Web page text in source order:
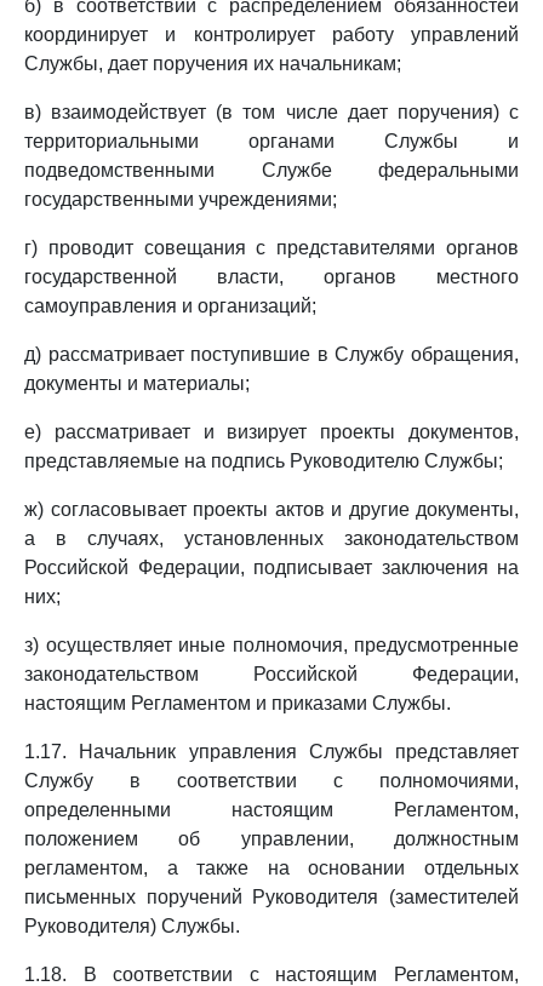
б) в соответствии с распределением обязанностей
координирует и контролирует работу управлений
Службы, дает поручения их начальникам;
в) взаимодействует (в том числе дает поручения) с
территориальными органами Службы и
подведомственными Службе федеральными
государственными учреждениями;
г) проводит совещания с представителями органов
государственной власти, органов местного
самоуправления и организаций;
д) рассматривает поступившие в Службу обращения,
документы и материалы;
е) рассматривает и визирует проекты документов,
представляемые на подпись Руководителю Службы;
ж) согласовывает проекты актов и другие документы,
а в случаях, установленных законодательством
Российской Федерации, подписывает заключения на
них;
з) осуществляет иные полномочия, предусмотренные
законодательством Российской Федерации,
настоящим Регламентом и приказами Службы.
1.17. Начальник управления Службы представляет
Службу в соответствии с полномочиями,
определенными настоящим Регламентом,
положением об управлении, должностным
регламентом, а также на основании отдельных
письменных поручений Руководителя (заместителей
Руководителя) Службы.
1.18. В соответствии с настоящим Регламентом,